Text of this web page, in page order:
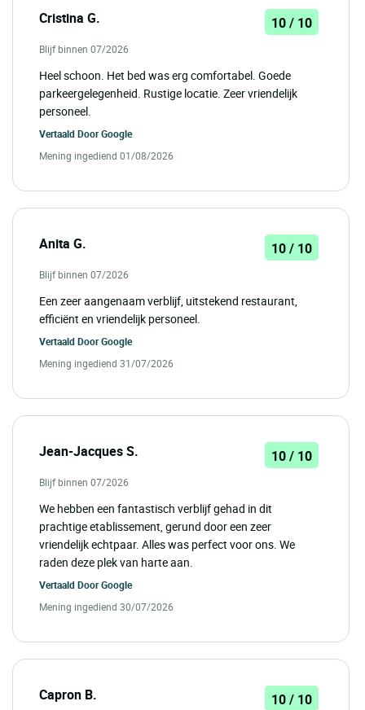
Cristina G. 10 / 10
Blijf binnen 07/2026
Heel schoon. Het bed was erg comfortabel. Goede
parkeergelegenheid. Rustige locatie. Zeer vriendelijk
personeel.
Vertaald DoorGoogle
Mening ingediend 01/08/2026
Anita G. 10 / 10
Blijf binnen 07/2026
Een zeer aangenaam verblijf, uitstekend restaurant,
efficiënt en vriendelijk personeel.
Vertaald DoorGoogle
Mening ingediend 31/07/2026
Jean-Jacques S. 10 / 10
Blijf binnen 07/2026
We hebben een fantastisch verblijf gehad in dit
prachtige etablissement, gerund door een zeer
vriendelijk echtpaar. Alles was perfect voor ons. We
raden deze plek van harte aan.
Vertaald DoorGoogle
Mening ingediend 30/07/2026
Capron B. 10 / 10